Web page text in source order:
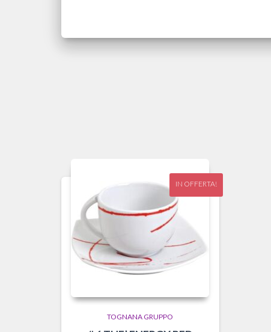
IN OFFERTA!
TOGNANA GRUPPO